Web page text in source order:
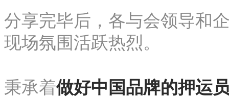
分享完毕后，各与会领导和
现场氛围活跃热烈。
秉承着做好中国品牌的押运